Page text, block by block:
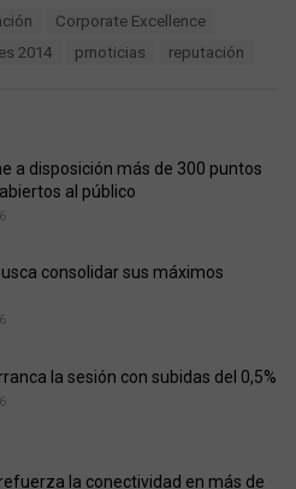
Corporate Excellence
2014 prnoticias reputación
a disposición más de 300 puntos
al público
consolidar sus máximos
la sesión con subidas del 0,5%
la conectividad en más de